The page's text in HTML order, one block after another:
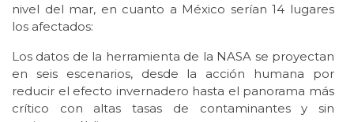
nivel del mar, en cuanto a México serían 14 lugares
los afectados:
Los datos de la herramienta de la NASA se proyectan
en seis escenarios, desde la acción humana por
reducir el efecto invernadero hasta el panorama más
crítico con altas tasas de contaminantes y sin